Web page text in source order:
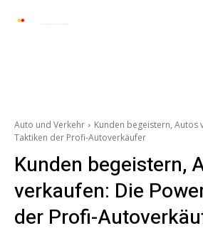
Auto und Verkehr
Kunden begeistern, Autos
Taktiken der Profi-Autoverkäufer
Kunden begeistern,
verkaufen: Die
der Profi-